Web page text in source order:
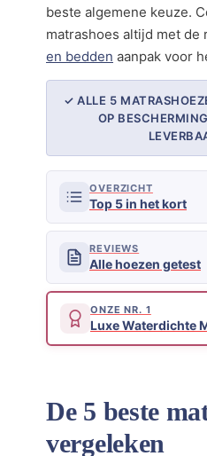
beste algemene keuze.
matrashoes altijd met de
en bedden aanpak voor
✓ ALLE 5
OP
OVERZICHT
Top 5 in het kort
REVIEWS
Alle hoezen getest
ONZE NR. 1
Luxe Waterdichte
De 5 beste
vergeleken